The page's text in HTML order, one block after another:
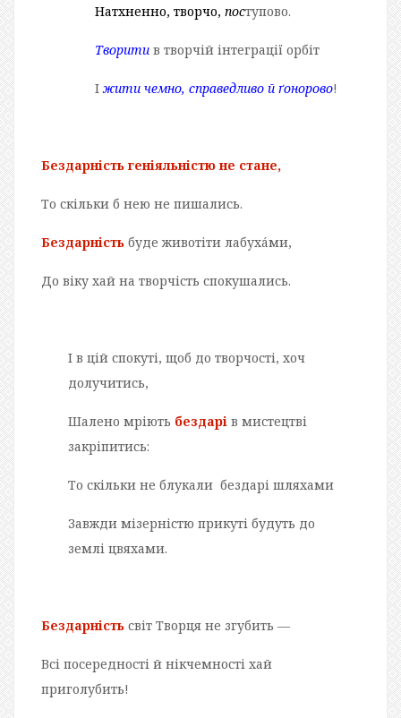
Натхненно, творчо, поступово.
Творити в творчій інтеграції орбіт
Іжити чемно, справедливо й ґонорово!
Бездарність геніяльністю не стане,
То скільки б нею не пишались.
Бездарність буде животіти лабухáми,
До віку хай на творчість спокушались.
І в цій спокуті, щоб до творчості, хоч
долучитись,
Шалено мріють бездарі в мистецтві
закріпитись:
То скільки не блукали бездарі шляхами
Завжди мізерністю прикуті будуть до
землі цвяхами.
Бездарність світ Творця не згубить —
Всі посередності й нікчемності хай
приголубить!